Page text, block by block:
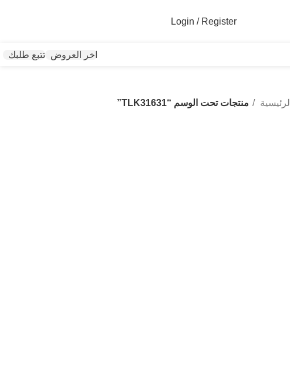
Login / Register
اخر العروض تتبع طلبك
الرئيسية
منتجات تحت الوسم “TLK31631”